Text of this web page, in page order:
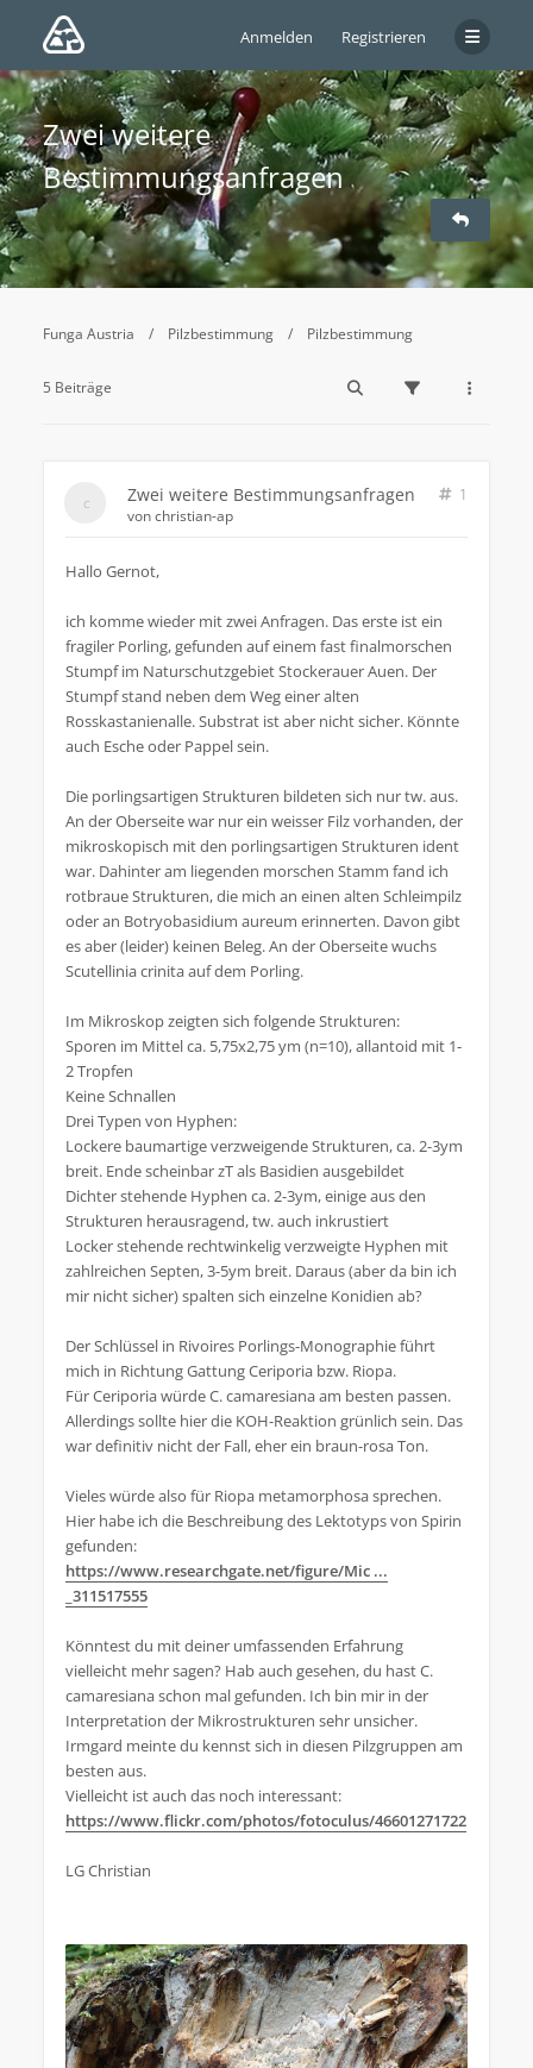
Anmelden Registrieren
Zwei weitere
Bestimmungsanfragen
Funga Austria Pilzbestimmung Pilzbestimmung
5 Beiträge
Zwei weitere Bestimmungsanfragen
1
vonchristian-ap
Hallo Gernot,
ich komme wieder mit zwei Anfragen. Das erste ist ein
fragiler Porling, gefunden auf einem fast finalmorschen
Stumpf im Naturschutzgebiet Stockerauer Auen. Der
Stumpf stand neben dem Weg einer alten
Rosskastanienalle. Substrat ist aber nicht sicher. Könnte
auch Esche oder Pappel sein.
Die porlingsartigen Strukturen bildeten sich nur tw. aus.
An der Oberseite war nur ein weisser Filz vorhanden, der
mikroskopisch mit den porlingsartigen Strukturen ident
war. Dahinter am liegenden morschen Stamm fand ich
rotbraue Strukturen, die mich an einen alten Schleimpilz
oder an Botryobasidium aureum erinnerten. Davon gibt
es aber (leider) keinen Beleg. An der Oberseite wuchs
Scutellinia crinita auf dem Porling.
Im Mikroskop zeigten sich folgende Strukturen:
Sporen im Mittel ca. 5,75x2,75 ym (n=10), allantoid mit 1-
2 Tropfen
Keine Schnallen
Drei Typen von Hyphen:
Lockere baumartige verzweigende Strukturen, ca. 2-3ym
breit. Ende scheinbar zT als Basidien ausgebildet
Dichter stehende Hyphen ca. 2-3ym, einige aus den
Strukturen herausragend, tw. auch inkrustiert
Locker stehende rechtwinkelig verzweigte Hyphen mit
zahlreichen Septen, 3-5ym breit. Daraus (aber da bin ich
mir nicht sicher) spalten sich einzelne Konidien ab?
Der Schlüssel in Rivoires Porlings-Monographie führt
mich in Richtung Gattung Ceriporia bzw. Riopa.
Für Ceriporia würde C. camaresiana am besten passen.
Allerdings sollte hier die KOH-Reaktion grünlich sein. Das
war definitiv nicht der Fall, eher ein braun-rosa Ton.
Vieles würde also für Riopa metamorphosa sprechen.
Hier habe ich die Beschreibung des Lektotyps von Spirin
gefunden:
https://www.researchgate.net/figure/Mic ...
_311517555
Könntest du mit deiner umfassenden Erfahrung
vielleicht mehr sagen? Hab auch gesehen, du hast C.
camaresiana schon mal gefunden. Ich bin mir in der
Interpretation der Mikrostrukturen sehr unsicher.
Irmgard meinte du kennst sich in diesen Pilzgruppen am
besten aus.
Vielleicht ist auch das noch interessant:
https://www.flickr.com/photos/fotoculus/46601271722
LG Christian